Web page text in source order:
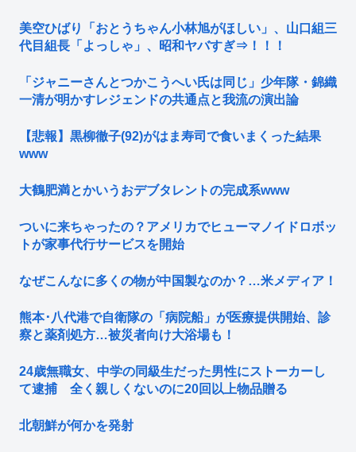
美空ひばり「おとうちゃん小林旭がほしい」、山口組三
代目組長「よっしゃ」、昭和ヤバすぎ⇒！！！
「ジャニーさんとつかこうへい氏は同じ」少年隊・錦織
一清が明かすレジェンドの共通点と我流の演出論
【悲報】黒柳徹子(92)がはま寿司で食いまくった結果
www
大鶴肥満とかいうおデブタレントの完成系www
ついに来ちゃったの？アメリカでヒューマノイドロボッ
トが家事代行サービスを開始
なぜこんなに多くの物が中国製なのか？…米メディア！
熊本･八代港で自衛隊の「病院船」が医療提供開始、診
察と薬剤処方…被災者向け大浴場も！
24歳無職女、中学の同級生だった男性にストーカーし
て逮捕 全く親しくないのに20回以上物品贈る
北朝鮮が何かを発射